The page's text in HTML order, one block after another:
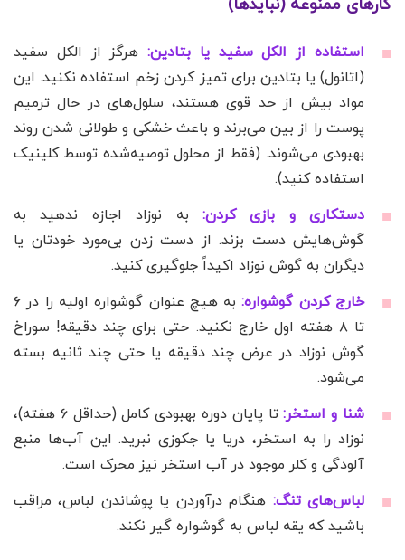
کارهای ممنوعه (نبایدها)
استفاده از الکل سفید یا بتادین:هرگز از الکل سفید
(اتانول) یا بتادین برای تمیز کردن زخم استفاده نکنید. این
مواد بیش از حد قوی هستند، سلول‌های در حال ترمیم
پوست را از بین می‌برند و باعث خشکی و طولانی شدن روند
بهبودی می‌شوند. (فقط از محلول توصیه‌شده توسط کلینیک
استفاده کنید).
دستکاری و بازی کردن: به نوزاد اجازه ندهید به
گوش‌هایش دست بزند. از دست زدن بی‌مورد خودتان یا
دیگران به گوش نوزاد اکیداً جلوگیری کنید.
خارج کردن گوشواره:
به هیچ عنوان گوشواره اولیه را در ۶
تا ۸ هفته اول خارج نکنید. حتی برای چند دقیقه! سوراخ
گوش نوزاد در عرض چند دقیقه یا حتی چند ثانیه بسته
می‌شود.
شنا و استخر:
تا پایان دوره بهبودی کامل (حداقل ۶ هفته)،
نوزاد را به استخر، دریا یا جکوزی نبرید. این آب‌ها منبع
آلودگی و کلر موجود در آب استخر نیز محرک است.
لباس‌های تنگ: هنگام درآوردن یا پوشاندن لباس، مراقب
باشید که یقه لباس به گوشواره گیر نکند.